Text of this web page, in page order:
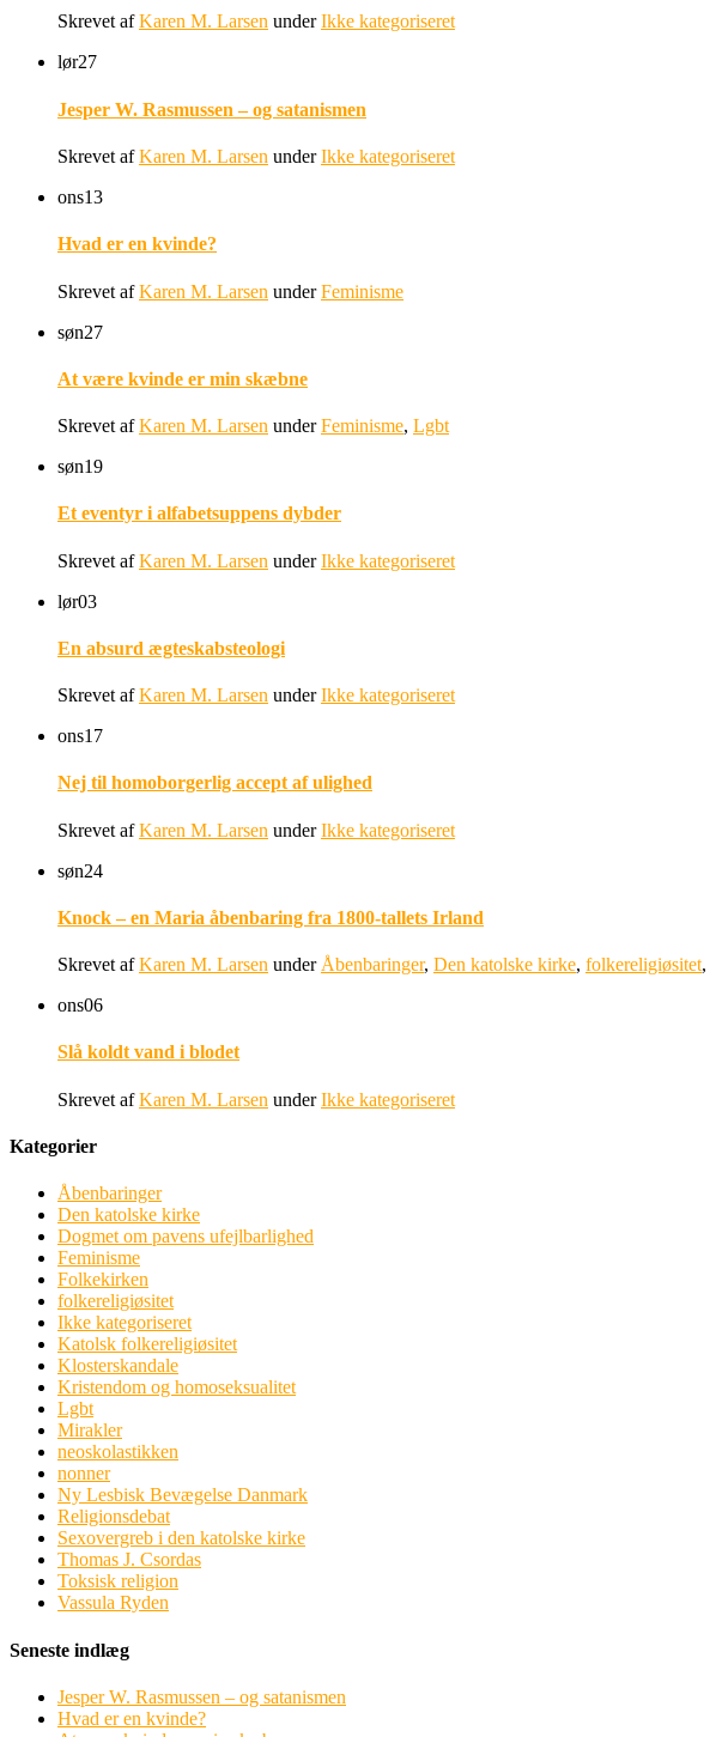
Skrevet afKaren M. Larsen underIkke kategoriseret
lør27
Jesper W. Rasmussen – og satanismen
Skrevet afKaren M. Larsen underIkke kategoriseret
ons13
Hvad er en kvinde?
Skrevet afKaren M. Larsen underFeminisme
søn27
At være kvinde er min skæbne
Skrevet afKaren M. Larsen underFeminisme, Lgbt
søn19
Et eventyr i alfabetsuppens dybder
Skrevet afKaren M. Larsen underIkke kategoriseret
lør03
En absurd ægteskabsteologi
Skrevet afKaren M. Larsen underIkke kategoriseret
ons17
Nej til homoborgerlig accept af ulighed
Skrevet afKaren M. Larsen underIkke kategoriseret
søn24
Knock – en Maria åbenbaring fra 1800-tallets Irland
Skrevet afKaren M. Larsen under Åbenbaringer, Den katolske kirke, folkereligiøsitet,
ons06
Slå koldt vand i blodet
Skrevet afKaren M. Larsen underIkke kategoriseret
Kategorier
Åbenbaringer
Den katolske kirke
Dogmet om pavens ufejlbarlighed
Feminisme
Folkekirken
folkereligiøsitet
Ikke kategoriseret
Katolsk folkereligiøsitet
Klosterskandale
Kristendom og homoseksualitet
Lgbt
Mirakler
neoskolastikken
nonner
Ny Lesbisk Bevægelse Danmark
Religionsdebat
Sexovergreb i den katolske kirke
Thomas J. Csordas
Toksisk religion
Vassula Ryden
Seneste indlæg
Jesper W. Rasmussen – og satanismen
Hvad er en kvinde?